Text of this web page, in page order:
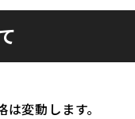
変動します。